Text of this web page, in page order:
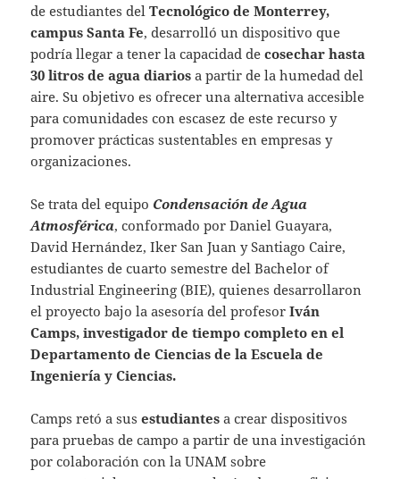
de estudiantes delTecnológico de Monterrey,
campus Santa Fe, desarrolló un dispositivo que
podría llegar a tener la capacidad decosechar hasta
30 litros de agua diarios a partir de la humedad del
aire. Su objetivo es ofrecer una alternativa accesible
para comunidades con escasez de este recurso y
promover prácticas sustentables en empresas y
organizaciones.
Se trata del equipo Condensación de Agua
Atmosférica, conformado por Daniel Guayara,
David Hernández, Iker San Juan y Santiago Caire,
estudiantes de cuarto semestre del Bachelor of
Industrial Engineering (BIE), quienes desarrollaron
el proyecto bajo la asesoría del profesorIván
Camps, investigador de tiempo completo en el
Departamento de Ciencias de la Escuela de
Ingeniería y Ciencias.
Camps retó a susestudiantes a crear dispositivos
para pruebas de campo a partir de una investigación
por colaboración con la UNAM sobre